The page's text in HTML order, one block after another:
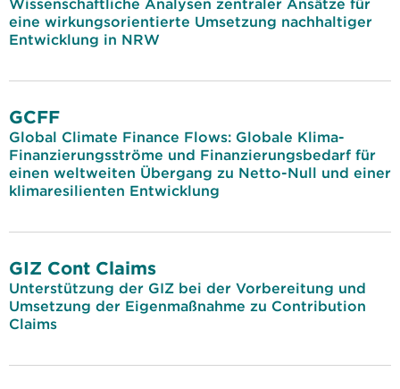
Wissenschaftliche Analysen zentraler Ansätze für
eine wirkungsorientierte Umsetzung nachhaltiger
Entwicklung in NRW
GCFF
Global Climate Finance Flows: Globale Klima-
Finanzierungsströme und Finanzierungsbedarf für
einen weltweiten Übergang zu Netto-Null und einer
klimaresilienten Entwicklung
GIZ Cont Claims
Unterstützung der GIZ bei der Vorbereitung und
Umsetzung der Eigenmaßnahme zu Contribution
Claims